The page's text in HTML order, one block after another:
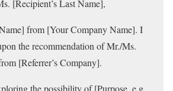
[Recipient’s Last Name],
from [Your Company Name]. I
the recommendation of Mr./Ms.
[Referrer’s Company].